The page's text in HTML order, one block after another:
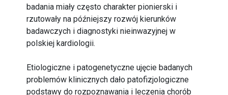
badania miały często charakter pionierski i
rzutowały na późniejszy rozwój kierunków
badawczych i diagnostyki nieinwazyjnej w
polskiej kardiologii.
Etiologiczne i patogenetyczne ujęcie badanych
problemów klinicznych dało patofizjologiczne
podstawy do rozpoznawania i leczenia chorób